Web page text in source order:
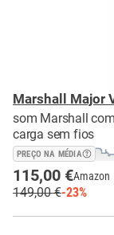
Marshall Major
som Marshall
carga sem fios
PREÇO NA MÉDIA
115,00 €Amazon
149,00 €-23%